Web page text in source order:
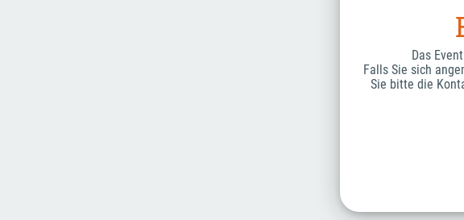
Das
Falls Sie sich
Sie bitte die